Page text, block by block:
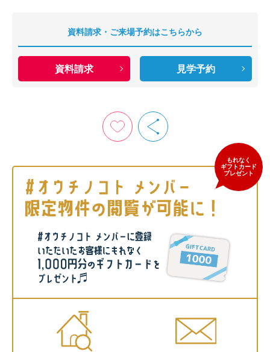
資料請求・ご来場予約はこちらから
資料請求 見学予約
もれなく
ギフトカード
プレゼント